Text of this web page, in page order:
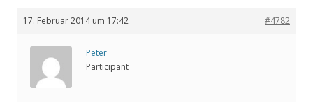
17. Februar 2014 um 17:42 #4782
Peter
Participant